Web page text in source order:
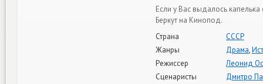
Если у Вас выдалось
Беркут на Кинопод.
Страна
СССР
Жанры
Драма,
Режиссер
Леонид
Сценаристы
Дмитро